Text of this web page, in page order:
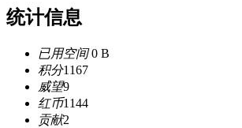
统计信息
已用空间0 B
积分1167
威望9
红币1144
贡献2